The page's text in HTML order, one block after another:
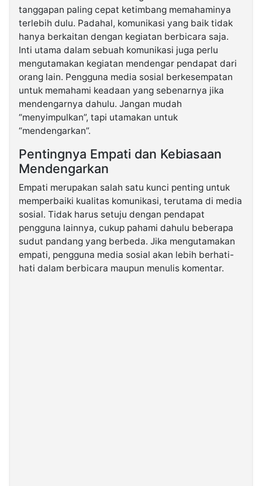
tanggapan paling cepat ketimbang memahaminya
terlebih dulu. Padahal, komunikasi yang baik tidak
hanya berkaitan dengan kegiatan berbicara saja.
Inti utama dalam sebuah komunikasi juga perlu
mengutamakan kegiatan mendengar pendapat dari
orang lain. Pengguna media sosial berkesempatan
untuk memahami keadaan yang sebenarnya jika
mendengarnya dahulu. Jangan mudah
“menyimpulkan”, tapi utamakan untuk
“mendengarkan”.
Pentingnya Empati dan Kebiasaan
Mendengarkan
Empati merupakan salah satu kunci penting untuk
memperbaiki kualitas komunikasi, terutama di media
sosial. Tidak harus setuju dengan pendapat
pengguna lainnya, cukup pahami dahulu beberapa
sudut pandang yang berbeda. Jika mengutamakan
empati, pengguna media sosial akan lebih berhati-
hati dalam berbicara maupun menulis komentar.